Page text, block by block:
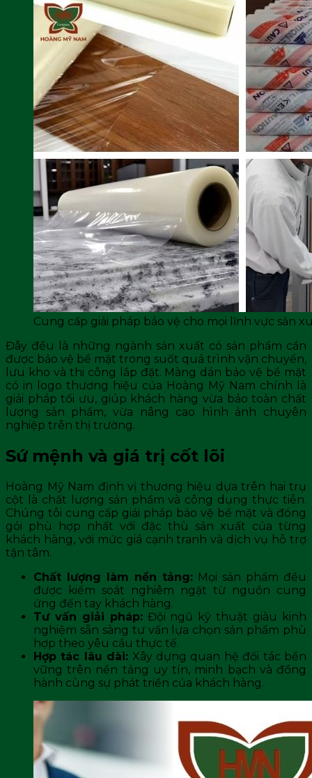
Cung cấp giải pháp bảo vệ cho mọi lĩnh vực sản
Đây đều là những ngành sản xuất có sản phẩm cần
được bảo vệ bề mặt trong suốt quá trình vận chuyển,
lưu kho và thi công lắp đặt. Màng dán bảo vệ bề mặt
có in logo thương hiệu của Hoàng Mỹ Nam chính là
giải pháp tối ưu, giúp khách hàng vừa bảo toàn chất
lượng sản phẩm, vừa nâng cao hình ảnh chuyên
nghiệp trên thị trường.
Sứ mệnh và giá trị cốt lõi
Hoàng Mỹ Nam định vị thương hiệu dựa trên hai trụ
cột là chất lượng sản phẩm và công dụng thực tiễn.
Chúng tôi cung cấp giải pháp bảo vệ bề mặt và đóng
gói phù hợp nhất với đặc thù sản xuất của từng
khách hàng, với mức giá cạnh tranh và dịch vụ hỗ trợ
tận tâm.
Chất lượng làm nền tảng: Mọi sản phẩm đều
được kiểm soát nghiêm ngặt từ nguồn cung
ứng đến tay khách hàng.
Tư vấn giải pháp:Đội ngũ kỹ thuật giàu kinh
nghiệm sẵn sàng tư vấn lựa chọn sản phẩm phù
hợp theo yêu cầu thực tế.
Hợp tác lâu dài: Xây dựng quan hệ đối tác bền
vững trên nền tảng uy tín, minh bạch và đồng
hành cùng sự phát triển của khách hàng.